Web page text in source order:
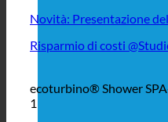
Novità: Presentazione
Risparmio di costi
ecoturbino® Shower
1